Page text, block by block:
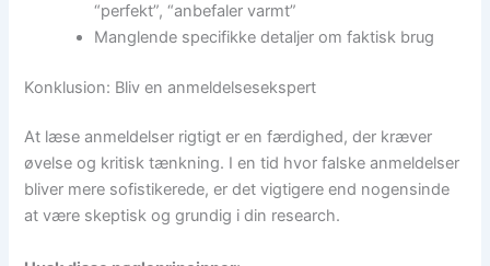
“perfekt”, “anbefaler varmt”
Manglende specifikke detaljer om faktisk brug
Konklusion: Bliv en anmeldelsesekspert
At læse anmeldelser rigtigt er en færdighed, der kræver
øvelse og kritisk tænkning. I en tid hvor falske anmeldelser
bliver mere sofistikerede, er det vigtigere end nogensinde
at være skeptisk og grundig i din research.